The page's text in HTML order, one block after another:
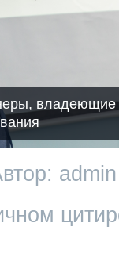
владеющие
admin